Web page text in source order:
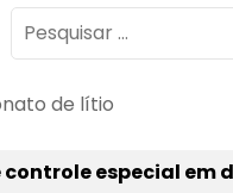
Pesquisar
por:
de lítio
controle especial em